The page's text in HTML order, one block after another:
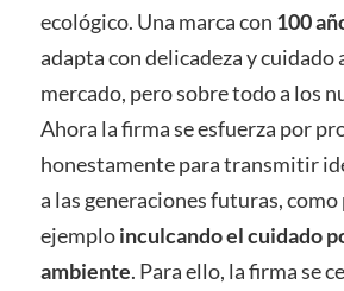
ecológico. Una marca con 100
adapta con delicadeza y cuidado
mercado, pero sobre todo a los
Ahora la firma se esfuerza por
honestamente para transmitir
a las generaciones futuras, como
ejemploinculcando el cuidado
ambiente. Para ello, la firma se